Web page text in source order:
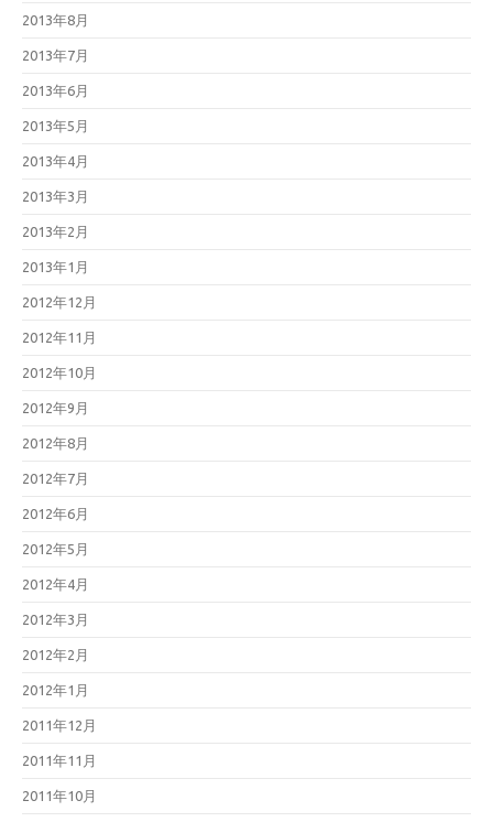
2013年8月
2013年7月
2013年6月
2013年5月
2013年4月
2013年3月
2013年2月
2013年1月
2012年12月
2012年11月
2012年10月
2012年9月
2012年8月
2012年7月
2012年6月
2012年5月
2012年4月
2012年3月
2012年2月
2012年1月
2011年12月
2011年11月
2011年10月